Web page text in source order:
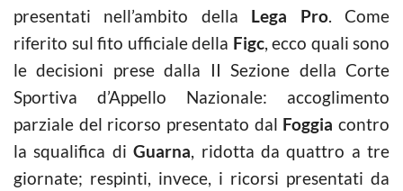
presentati nell’ambito della Lega Pro. Come
riferito sul fito ufficiale della Figc, ecco quali sono
le decisioni prese dalla II Sezione della Corte
Sportiva d’Appello Nazionale: accoglimento
parziale del ricorso presentato dal Foggia contro
la squalifica di Guarna, ridotta da quattro a tre
giornate; respinti, invece, i ricorsi presentati da